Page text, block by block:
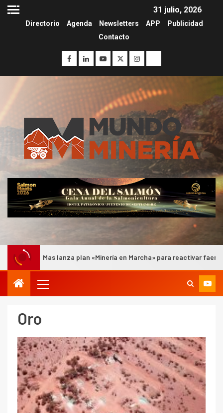
31 julio, 2026
Directorio Agenda Newsletters APP
Publicidad
Contacto
«Minería en Marcha» para reactivar faenas afectadas por
Oro